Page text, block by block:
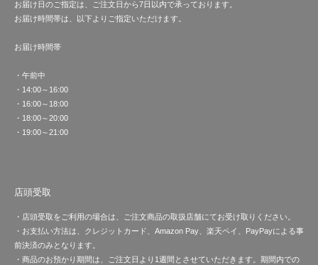
お届け日のご指定は、ご注文日から7日以内で承っております。
お届け時間帯は、以下よりご指定いただけます。
お届け時間帯
・午前中
・14:00～16:00
・16:00～18:00
・18:00～20:00
・19:00～21:00
店頭受取
・店頭受取をご利用の場合は、ご注文商品の取扱店舗にてお受け取りください。
・お支払い方法は、クレジットカード、Amazon Pay、楽天ペイ、PayPayによる事
前決済のみとなります。
・商品のお預かり期間は、ご注文日より1週間とさせていただきます。期間内での